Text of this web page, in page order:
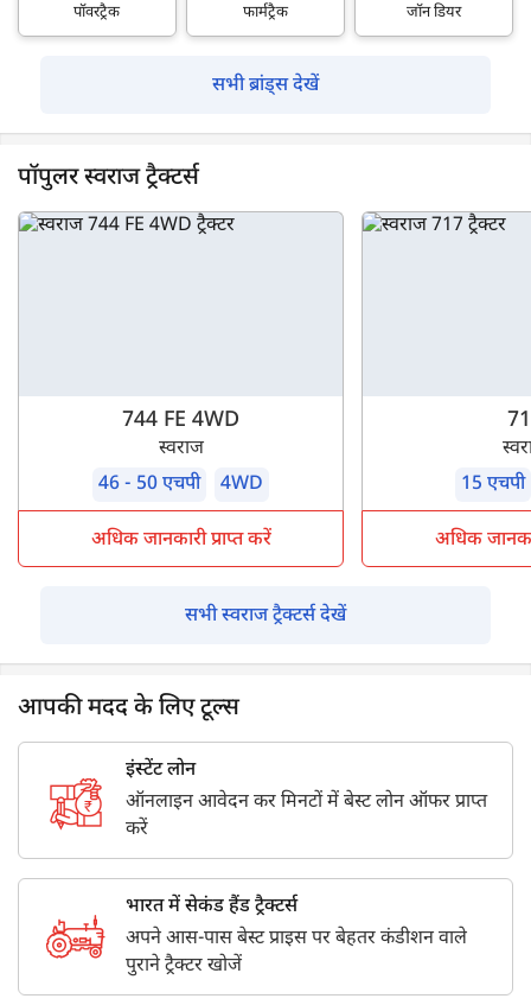
पॉवरट्रैक फार्मट्रैक जॉन डियर
सभी ब्रांड्स देखें
पॉपुलर स्वराज ट्रैक्टर्स
744 FE 4WD
स्वराज
46 - 50 एचपी
4WD
अधिक जानकारी प्राप्त करें
15 एचपी
अधिक
सभी स्वराज ट्रैक्टर्स देखें
आपकी मदद के लिए टूल्स
इंस्टेंट लोन
ऑनलाइन आवेदन कर मिनटों में बेस्ट लोन ऑफर प्राप्त
करें
भारत में सेकंड हैंड ट्रैक्टर्स
अपने आस-पास बेस्ट प्राइस पर बेहतर कंडीशन वाले
पुराने ट्रैक्टर खोजें